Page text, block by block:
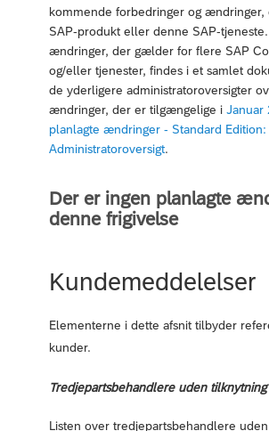
kommende forbedringer og
SAP-produkt eller denne SAP-
ændringer, der gælder for flere SAP
og/eller tjenester, findes i et samlet
de yderligere administratoroversigter
ændringer, der er tilgængelige i Januar
planlagte ændringer - Standard Edition:
Administratoroversigt.
Der er ingen planlagte
denne frigivelse
Kundemeddelelser
Elementerne i dette afsnit tilbyder
kunder.
Tredjepartsbehandlere uden
Listen over tredjepartsbehandlere